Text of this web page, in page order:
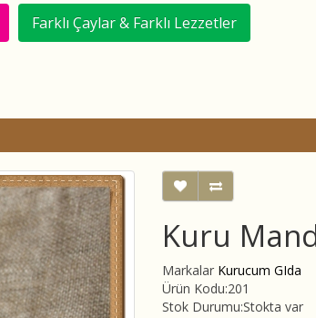
Farklı Çaylar & Farklı Lezzetler
Kuru
Markalar Kurucum GIda
Ürün Kodu:201
Stok Durumu:Stokta var